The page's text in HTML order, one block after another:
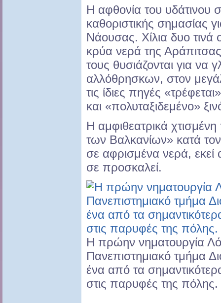
Η αφθονία του υδάτινου
καθοριστικής σημασίας
Νάουσας. Χίλια δυο τινά
κρύα νερά της
τους θυσιάζονται για να
αλλόθρησκων, στον
τις ίδιες πηγές
και «πολυταξιδεμένο»
Η αμφιθεατρικά
των Βαλκανίων» κατά τον
σε αφρισμένα νερά, εκεί
σε προσκαλεί.
H πρώην νηματουργία
Πανεπιστημιακό τμήμα
ένα από τα
στις παρυφές της πόλης.